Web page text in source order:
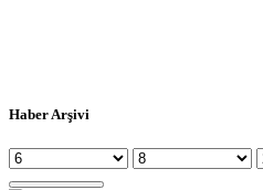
Haber Arşivi